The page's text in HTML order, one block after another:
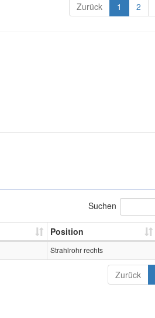
Zurück 1 2
Suchen
Position
Strahlrohr rechts
Zurück